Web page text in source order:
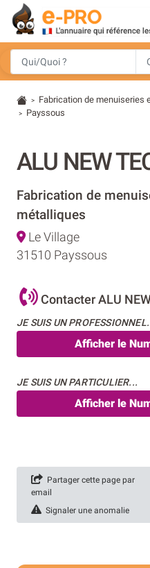
> Fabrication de menuiseries
> Payssous
ALU NEW
Fabrication de
métalliques
Le Village
31510 Payssous
Contacter ALU
JE SUIS UN
Afficher le
JE SUIS UN PARTICULIER...
Afficher le
Partager cette page par
email
Signaler une anomalie